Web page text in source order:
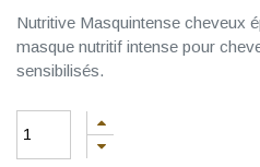
Nutritive Masquintense cheveux
masque nutritif intense pour
sensibilisés.